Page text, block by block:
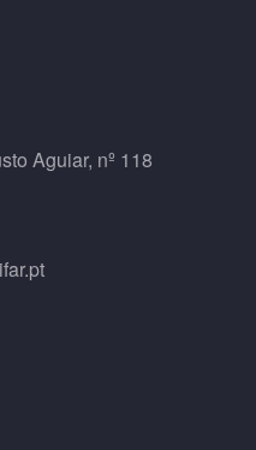
Aguiar, nº 118